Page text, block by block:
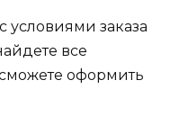
условиями заказа
все
оформить